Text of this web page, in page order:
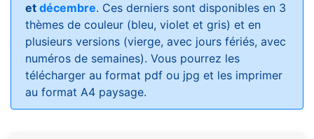
et décembre. Ces derniers sont disponibles en 3
thèmes de couleur (bleu, violet et gris) et en
plusieurs versions (vierge, avec jours fériés, avec
numéros de semaines). Vous pourrez les
télécharger au format pdf ou jpg et les imprimer
au format A4 paysage.